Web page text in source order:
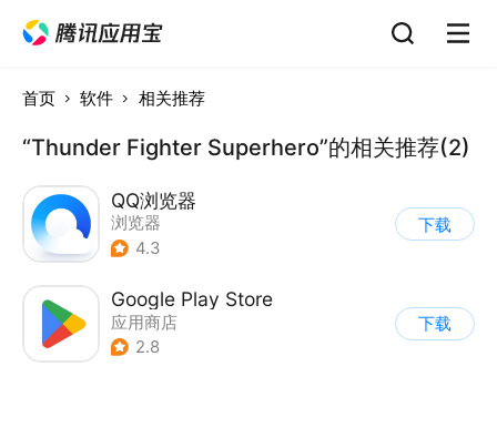
首页 软件 相关推荐
“Thunder Fighter Superhero”的相关推荐(2)
QQ浏览器
浏览器
4.3
下载
Google Play Store
应用商店
2.8
下载